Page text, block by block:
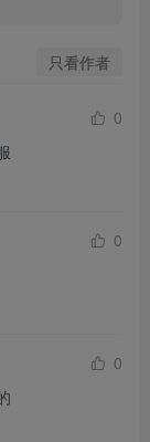
只看作者
0
0
0